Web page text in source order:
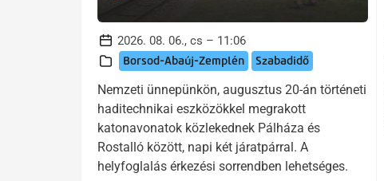
2026. 08. 06., cs – 11:06
Borsod-Abaúj-Zemplén Szabadidő
Nemzeti ünnepünkön, augusztus 20-án történeti
haditechnikai eszközökkel megrakott
katonavonatok közlekednek Pálháza és
Rostalló között, napi két járatpárral. A
helyfoglalás érkezési sorrendben lehetséges.